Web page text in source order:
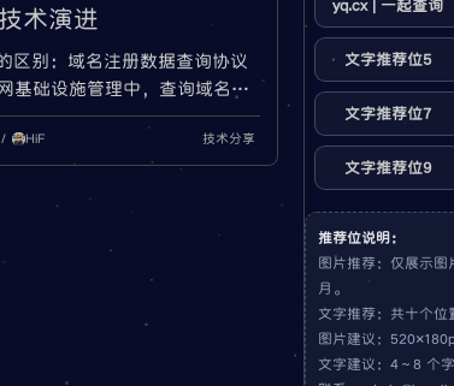
术演进
区别：域名注册数据查询协议
基础设施管理中，查询域名注
合规审计和品牌保护的基础操
隐私法规趋严，传统的WHOIS
的RDAP（Registration Data
取代。本文将
HiF 技术分享
yq.cx | 一起查询
文字推荐位5
文字推荐位7
文字推荐位9
推荐位说明：
图片推荐：仅展示
月。
文字推荐：共十个位
图片建议：
文字建议：4～8 个